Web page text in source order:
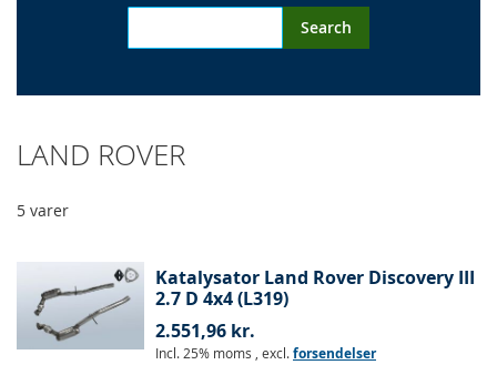
Search
LAND ROVER
5 varer
Katalysator Land Rover Discovery III
2.7 D 4x4 (L319)
2.551,96 kr.
Incl. 25% moms , excl.forsendelser